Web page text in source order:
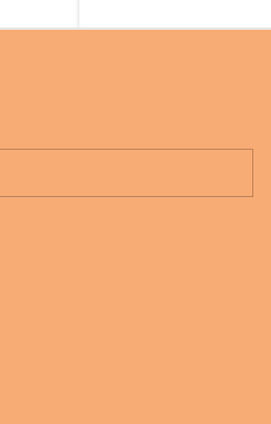
a